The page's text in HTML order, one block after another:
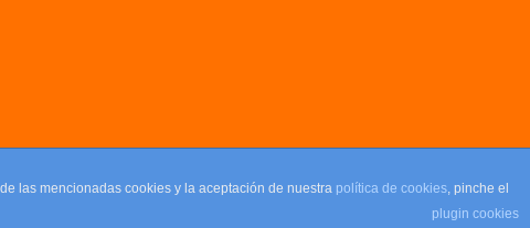
las mencionadas cookies y la aceptación de nuestra política de cookies, pinche el
plugin cookies